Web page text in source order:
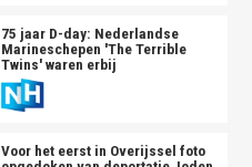
75 jaar D-day: Nederlandse
Marineschepen 'The Terrible
Twins' waren erbij
Voor het eerst in Overijssel foto